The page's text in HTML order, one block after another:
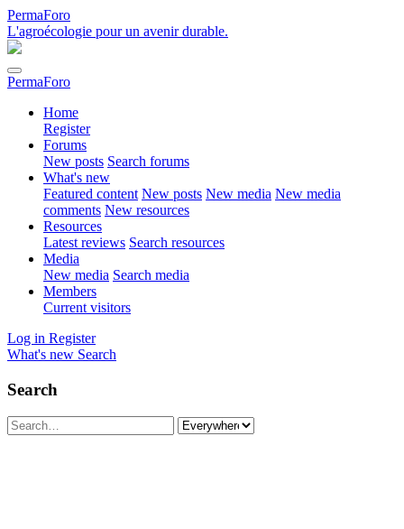
PermaForo
L'agroécologie pour un avenir durable.
PermaForo
Home
Register
Forums
New posts Search forums
What's new
Featured content New posts New media New media
comments New resources
Resources
Latest reviews Search resources
Media
New media Search media
Members
Current visitors
Log in Register
What's new Search
Search